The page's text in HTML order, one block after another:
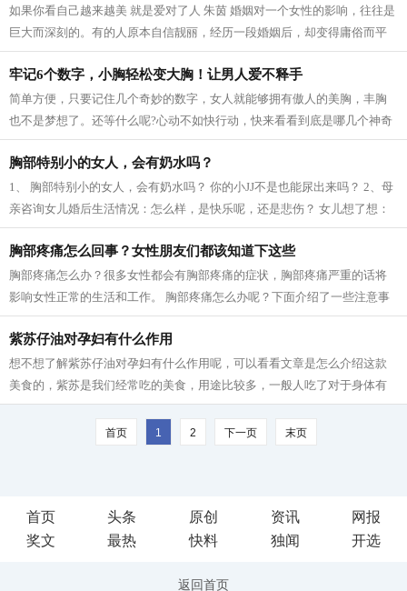
如果你看自己越来越美 就是爱对了人 朱茵 婚姻对一个女性的影响，往往是
巨大而深刻的。有的人原本自信靓丽，经历一段婚姻后，却变得庸俗而平
凡；有的人原本平平无奇，经历一段...
牢记6个数字，小胸轻松变大胸！让男人爱不释手
简单方便，只要记住几个奇妙的数字，女人就能够拥有傲人的美胸，丰胸
也不是梦想了。还等什么呢?心动不如快行动，快来看看到底是哪几个神奇
的数字吧！还来看看它们神奇在哪里！...
胸部特别小的女人，会有奶水吗？
1、 胸部特别小的女人，会有奶水吗？ 你的小JJ不是也能尿出来吗？ 2、母
亲咨询女儿婚后生活情况：怎么样，是快乐呢，还是悲伤？ 女儿想了想：
太快不乐。 3、时代真不同了：从前是...
胸部疼痛怎么回事？女性朋友们都该知道下这些
胸部疼痛怎么办？很多女性都会有胸部疼痛的症状，胸部疼痛严重的话将
影响女性正常的生活和工作。 胸部疼痛怎么办呢？下面介绍了一些注意事
项，想知道的朋友不妨看一下！ 1、穿...
紫苏仔油对孕妇有什么作用
想不想了解紫苏仔油对孕妇有什么作用呢，可以看看文章是怎么介绍这款
美食的，紫苏是我们经常吃的美食，用途比较多，一般人吃了对于身体有
很好的调理作用，是老少皆宜的营养美...
首页 1 2 下一页 末页
首页 头条 原创 资讯
网报
奖文
最热 快料 独闻 开选
返回首页